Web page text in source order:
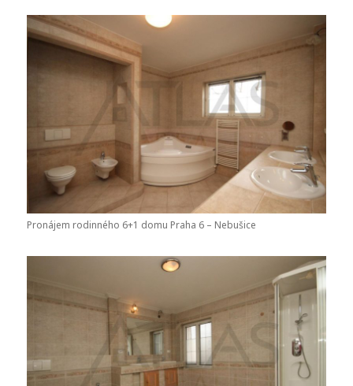
Pronájem rodinného 6+1 domu Praha 6 – Nebušice